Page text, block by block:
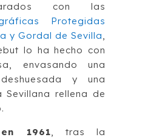
con las
Protegidas
y Gordal de Sevilla,
lo ha hecho con
envasando una
y una
Sevillana rellena de
1961, tras la